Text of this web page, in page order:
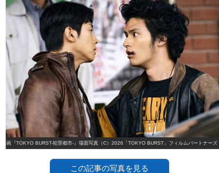
映画『TOKYO BURST-犯罪都市-』場面写真（C）2026「TOKYO BURST」フィルムパートナーズ
この記事の写真を見る